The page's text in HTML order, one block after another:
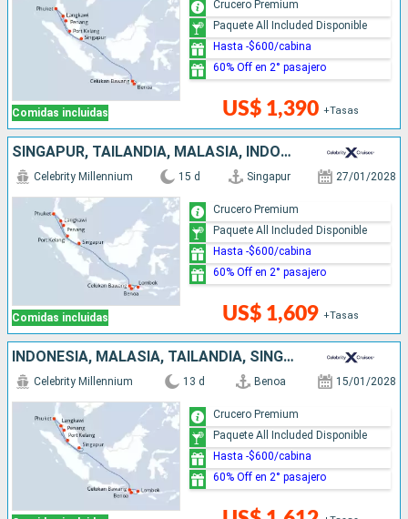
Comidas incluidas US$ 1,390 +Tasas
Crucero Premium
Paquete All Included Disponible
Hasta -$600/cabina
60% Off en 2° pasajero
SINGAPUR, TAILANDIA, MALASIA, INDONESIA
Comidas incluidas
Celebrity Millennium 15 d Singapur 27/01/2028
US$ 1,609 +Tasas
Crucero Premium
Paquete All Included Disponible
Hasta -$600/cabina
60% Off en 2° pasajero
INDONESIA, MALASIA, TAILANDIA, SINGAPUR
Celebrity Millennium 13 d Benoa 15/01/2028
Crucero Premium
Paquete All Included Disponible
Hasta -$600/cabina
60% Off en 2° pasajero